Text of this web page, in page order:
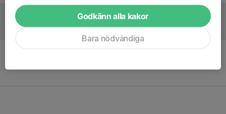
Referat
Godkänn alla kakor
Bara nödvändiga